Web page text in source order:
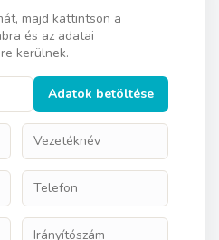
majd kattintson a
és az adatai
kerülnek.
Adatok betöltése